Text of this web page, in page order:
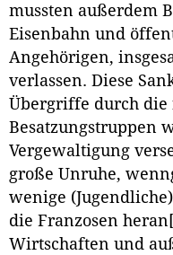
mussten außerdem
Eisenbahn und
Angehörigen,
verlassen. Diese
Übergriffe durch die
Besatzungstruppen
Vergewaltigung
große Unruhe,
wenige
die Franzosen
Wirtschaften und